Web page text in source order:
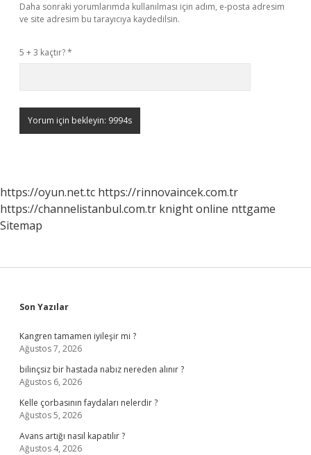
Daha sonraki yorumlarımda kullanılması için adım, e-posta adresim
ve site adresim bu tarayıcıya kaydedilsin.
5 + 3 kaçtır?*
https://oyun.net.tc https://rinnovaincek.com.tr
https://channelistanbul.com.tr knight online nttgame
Sitemap
Sidebar
Son Yazılar
Kangren tamamen iyileşir mi ?
Ağustos 7, 2026
bilinçsiz bir hastada nabız nereden alınır ?
Ağustos 6, 2026
Kelle çorbasının faydaları nelerdir ?
Ağustos 5, 2026
Avans artığı nasıl kapatılır ?
Ağustos 4, 2026